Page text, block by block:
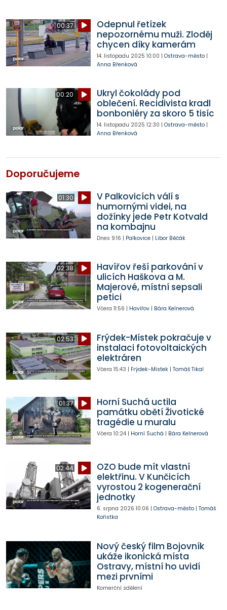
00:37
Odepnul řetízek
nepozornému muži. Zloděj
chycen díky kamerám
14. listopadu 2025 10:00 | Ostrava-město|
Anna Břenková
00:20
Ukryl čokolády pod
oblečení. Recidivista kradl
bonboniéry za skoro 5 tisíc
14. listopadu 2025 12:30 | Ostrava-město|
Anna Břenková
Doporučujeme
01:30
V Palkovicích válí s
humornými videi, na
dožínky jede Petr Kotvald
na kombajnu
Dnes 9:16 | Palkovice| Libor Běčák
02:38
Havířov řeší parkování v
ulicích Haškova a M.
Majerové, místní sepsali
petici
Včera 11:56 | Havířov| Bára Kelnerová
02:53
Frýdek-Místek pokračuje v
instalaci fotovoltaických
elektráren
Včera 15:43 | Frýdek-Místek| Tomáš Tikal
01:37
Horní Suchá uctila
památku obětí Životické
tragédie u muralu
Včera 10:24| Horní Suchá | Bára Kelnerová
02:44
OZO bude mít vlastní
elektřinu. V Kunčicích
vyrostou 2 kogenerační
jednotky
6. srpna 2026 10:06 | Ostrava-město| Tomáš
Kořistka
Nový český film Bojovník
ukáže ikonická místa
Ostravy, místní ho uvidí
mezi prvními
Komerční sdělení